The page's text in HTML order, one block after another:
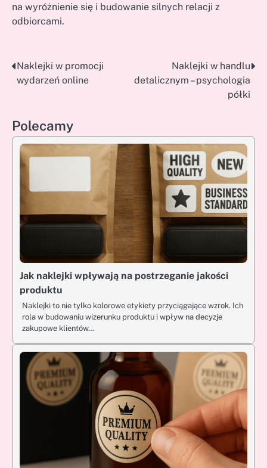
na wyróżnienie się i budowanie silnych relacji z
odbiorcami.
Nawigacja
wpisu
Naklejki w promocji
wydarzeń online
Naklejki w handlu
detalicznym – psychologia
półki
Polecamy
Jak naklejki wpływają na postrzeganie jakości
produktu
Naklejki to nie tylko kolorowe etykiety przyciągające wzrok. Ich
rola w budowaniu wizerunku produktu i wpływ na decyzje
zakupowe klientów…